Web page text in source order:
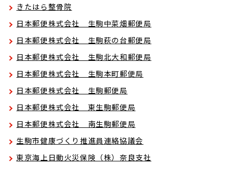
きたはら整骨院
日本郵便株式会社 生駒中菜畑郵便局
日本郵便株式会社 生駒萩の台郵便局
日本郵便株式会社 生駒北大和郵便局
日本郵便株式会社 生駒本町郵便局
日本郵便株式会社 生駒郵便局
日本郵便株式会社 東生駒郵便局
日本郵便株式会社 南生駒郵便局
生駒市健康づくり推進員連絡協議会
東京海上日動火災保険（株）奈良支社